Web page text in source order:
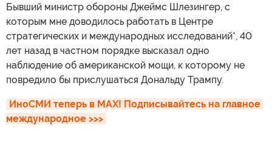
Бывший министр обороны Джеймс Шлезингер, с
которым мне доводилось работать в Центре
стратегических и международных исследований*, 40
лет назад в частном порядке высказал одно
наблюдение об американской мощи, к которому не
повредило бы прислушаться Дональду Трампу.
ИноСМИ теперь в MAX! Подписывайтесь на главное
международное >>>